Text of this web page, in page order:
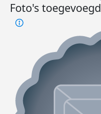
Foto's toegevoegd